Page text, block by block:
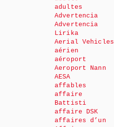
adultes
Advertencia
Advertencia
Lirika
Aerial Vehicles
aérien
aéroport
Aeroport Nann
AESA
affables
affaire
Battisti
affaire DSK
affaires d’un